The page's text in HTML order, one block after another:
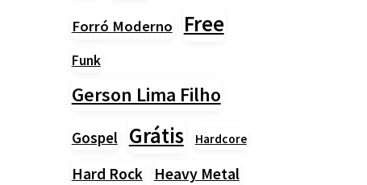
Forró Moderno Free
Funk
Gerson Lima Filho
Gospel Grátis Hardcore
Hard Rock Heavy Metal